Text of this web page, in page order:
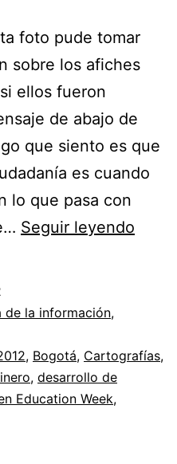
foto pude tomar
sobre los afiches
ellos fueron
de abajo de
que siento es que
es cuando
lo que pasa con
Seguir leyendo
de la información,
, Bogotá, Cartografías,
, desarrollo de
Education Week,